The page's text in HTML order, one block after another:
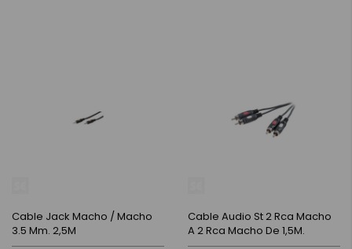
Cable Jack Macho / Macho
3.5 Mm. 2,5M
Cable Audio St 2 Rca Macho
A 2 Rca Macho De 1,5M.